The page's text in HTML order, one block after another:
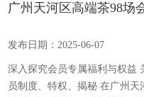
广州天河区高端茶98场
发布日期：2025-06-07
深入探究会员专属福利与权益
员制度、特权、揭秘 在广州